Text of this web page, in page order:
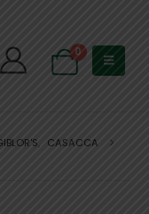
0
, CASACCA